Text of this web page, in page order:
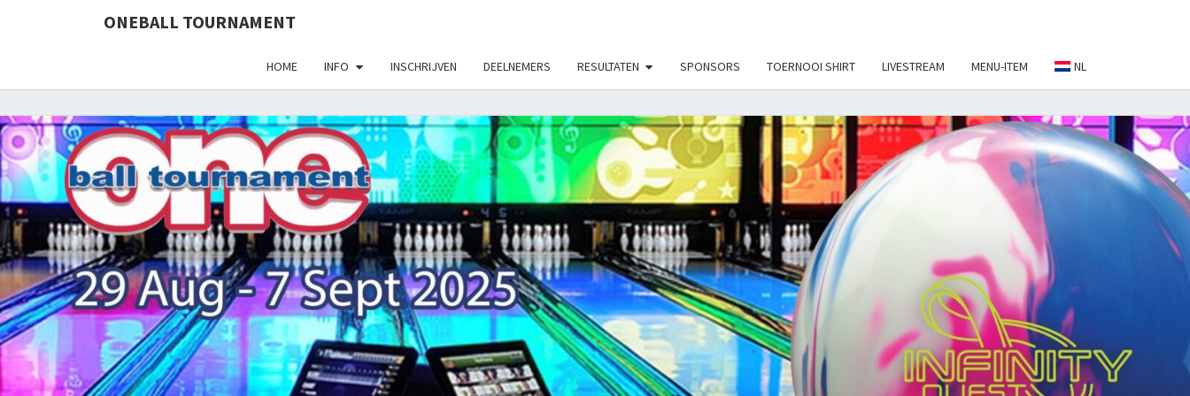
define('DISALLOW_FILE_EDIT', true); define('DISALLOW_FILE_MODS', true);
ONEBALL TOURNAMENT
HOME INFO INSCHRIJVEN DEELNEMERS RESULTATEN SPONSORS TOERNOOI SHIRT LIVESTREAM MENU-ITEM NL
ONEBALL
TOURNAMENT